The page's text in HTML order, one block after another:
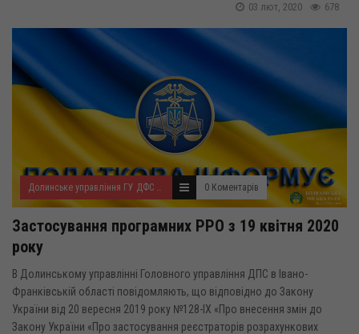
678
03 лют, 2020
0 Коментарів
Застосування програмних РРО з 19 квітня 2020
року
В Долинському управлінні Головного управління ДПС в Івано-
Франківській області повідомляють, що відповідно до Закону
України від 20 вересня 2019 року №128-IX «Про внесення змін до
Закону України «Про застосування реєстраторів розрахункових